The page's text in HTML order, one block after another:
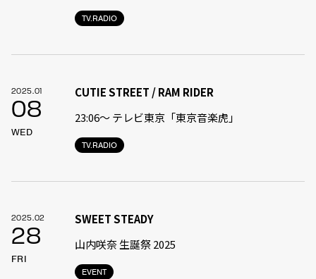
TV.RADIO
2025.01
08
WED
TV.RADIO
CUTIE STREET / RAM RIDER
23:06〜 テレビ東京「東京音楽虎」
2025.02
28
FRI
EVENT
SWEET STEADY
山内咲奈 生誕祭 2025